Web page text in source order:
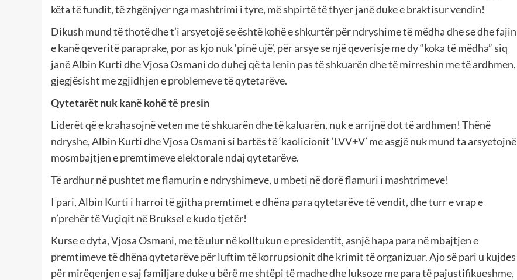
këta të fundit, të zhgënjyer nga mashtrimi i tyre, më shpirtë të thyer janë duke e braktisur vendin!
Dikush mund të thotë dhe t’i arsyetojë se është kohë e shkurtër për ndryshime të mëdha dhe se dhe fajin
e kanë qeveritë paraprake, por as kjo nuk ‘pinë ujë’, për arsye se një qeverisje me dy “koka të mëdha” siq
janë Albin Kurti dhe Vjosa Osmani do duhej që ta lenin pas të shkuarën dhe të mirreshin me të ardhmen,
gjegjësisht me zgjidhjen e problemeve të qytetarëve.
Qytetarët nuk kanë kohë të presin
Liderët që e krahasojnë veten me të shkuarën dhe të kaluarën, nuk e arrijnë dot të ardhmen! Thënë
ndryshe, Albin Kurti dhe Vjosa Osmani si bartës të ‘kaolicionit ‘LVV+V’ me asgjë nuk mund ta arsyetojnë
mosmbajtjen e premtimeve elektorale ndaj qytetarëve.
Të ardhur në pushtet me flamurin e ndryshimeve, u mbeti në dorë flamuri i mashtrimeve!
I pari, Albin Kurti i harroi të gjitha premtimet e dhëna para qytetarëve të vendit, dhe turr e vrap e
n’prehër të Vuçiqit në Bruksel e kudo tjetër!
Kurse e dyta, Vjosa Osmani, me të ulur në kolltukun e presidentit, asnjë hapa para në mbajtjen e
premtimeve të dhëna qytetarëve për luftim të korrupsionit dhe krimit të organizuar. Ajo së pari u kujdes
për mirëqenjen e saj familjare duke u bërë me shtëpi të madhe dhe luksoze me para të pajustifikueshme,